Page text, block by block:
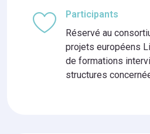
Participants
Réservé au
projets européens
de formations
structures